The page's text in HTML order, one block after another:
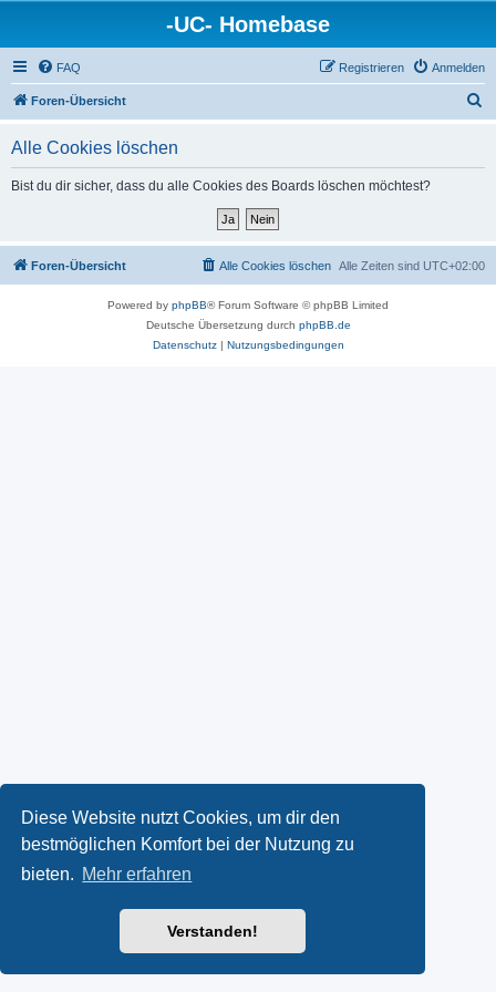
Diese Website nutzt Cookies, um dir den
bestmöglichen Komfort bei der Nutzung zu
bieten. Mehr erfahren
Verstanden!
-UC- Homebase
FAQ Anmelden
Registrieren
Foren-Übersicht
Alle Cookies löschen
Bist du dir sicher, dass du alle Cookies des Boards löschen möchtest?
Foren-Übersicht Alle Zeiten sind UTC+02:00
Alle Cookies löschen
Powered by phpBB® Forum Software © phpBB Limited
Deutsche Übersetzung durch phpBB.de
Datenschutz| Nutzungsbedingungen